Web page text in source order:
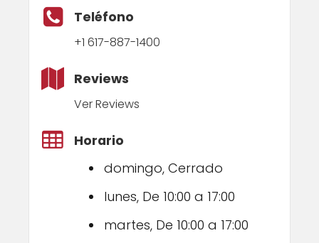
Teléfono
+1 617-887-1400
Reviews
Ver Reviews
Horario
domingo, Cerrado
lunes, De 10:00 a 17:00
martes, De 10:00 a 17:00